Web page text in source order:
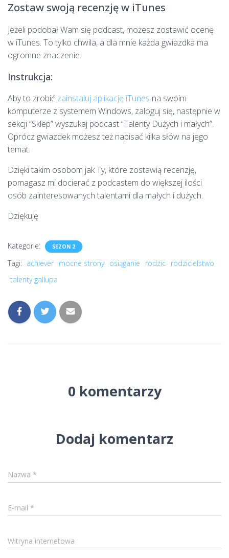
Zostaw swoją recenzję w iTunes
Jeżeli podobał Wam się podcast, możesz zostawić ocenę
w iTunes. To tylko chwila, a dla mnie każda gwiazdka ma
ogromne znaczenie.
Instrukcja:
Aby to zrobić zainstaluj aplikację iTunes na swoim
komputerze z systemem Windows, zaloguj się, następnie w
sekcji “Sklep” wyszukaj podcast “Talenty Dużych i małych”.
Oprócz gwiazdek możesz też napisać kilka słów na jego
temat.
Dzięki takim osobom jak Ty, które zostawią recenzję,
pomagasz mi docierać z podcastem do większej ilości
osób zainteresowanych talentami dla małych i dużych.
Dziękuję
Kategorie: SEZON 2
Tagi: achiever mocne strony osiąganie rodzic rodzicielstwo
talenty gallupa
0 komentarzy
Dodaj komentarz
Nazwa *
E-mail *
Witryna internetowa